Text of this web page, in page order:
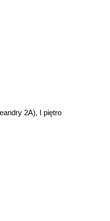
2A), I piętro